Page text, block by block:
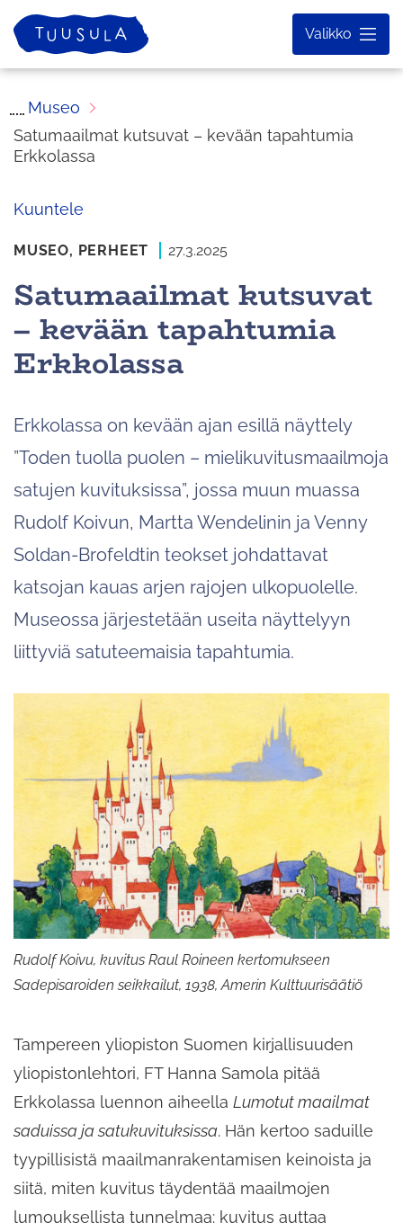
Siirry
sisältöön
Etusivu
Valikko
Museo
Satumaailmat kutsuvat – kevään tapahtumia
Erkkolassa
Kuuntele
MUSEO, PERHEET 27.3.2025
Satumaailmat kutsuvat
– kevään tapahtumia
Erkkolassa
Erkkolassa on kevään ajan esillä näyttely
”Toden tuolla puolen – mielikuvitusmaailmoja
satujen kuvituksissa”, jossa muun muassa
Rudolf Koivun, Martta Wendelinin ja Venny
Soldan-Brofeldtin teokset johdattavat
katsojan kauas arjen rajojen ulkopuolelle.
Museossa järjestetään useita näyttelyyn
liittyviä satuteemaisia tapahtumia.
Rudolf Koivu, kuvitus Raul Roineen kertomukseen
Sadepisaroiden seikkailut, 1938, Amerin Kulttuurisäätiö
Tampereen yliopiston Suomen kirjallisuuden
yliopistonlehtori, FT Hanna Samola pitää
Erkkolassa luennon aiheella Lumotut maailmat
saduissa ja satukuvituksissa. Hän kertoo saduille
tyypillisistä maailmanrakentamisen keinoista ja
siitä, miten kuvitus täydentää maailmojen
lumouksellista tunnelmaa: kuvitus auttaa